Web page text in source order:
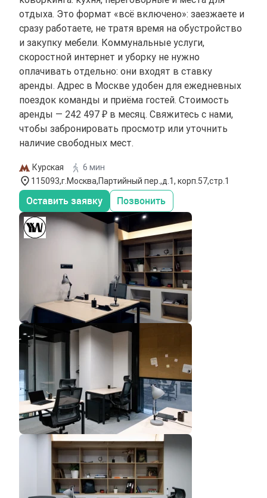
отдыха. Это формат «всё включено»: заезжаете и
сразу работаете, не тратя время на обустройство
и закупку мебели. Коммунальные услуги,
скоростной интернет и уборку не нужно
оплачивать отдельно: они входят в ставку
аренды. Адрес в Москве удобен для ежедневных
поездок команды и приёма гостей. Стоимость
аренды — 242 497 ₽ в месяц. Свяжитесь с нами,
чтобы забронировать просмотр или уточнить
наличие свободных мест.
Курская
6 мин
115093,г.Москва,Партийный пер.,д.1, корп.57,стр.1
Оставить заявку Позвонить